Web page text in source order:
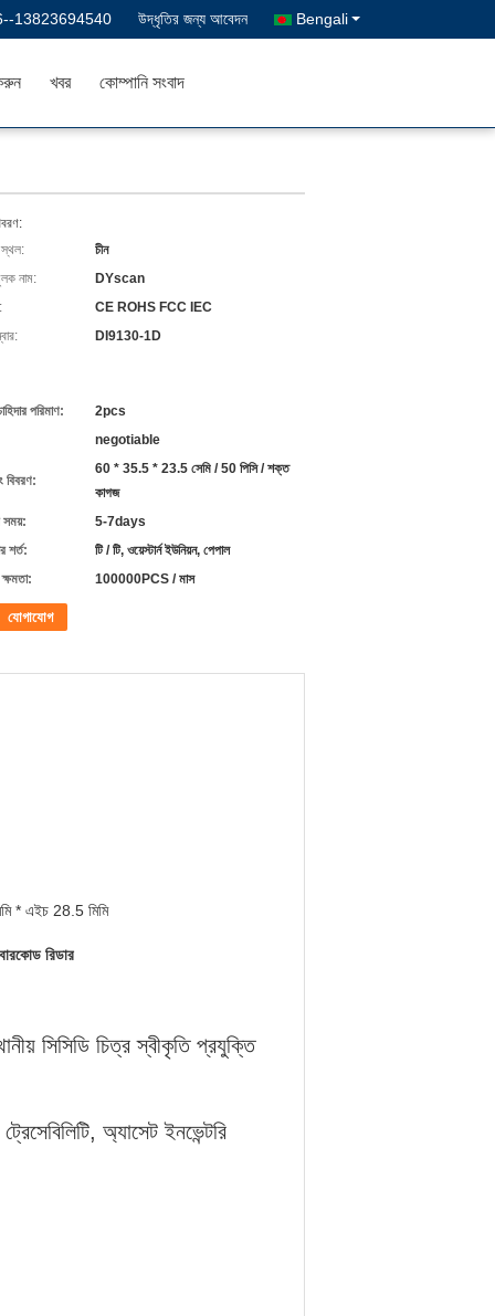
13823694540 উদ্ধৃতির জন্য আবেদন Bengali
খবর কোম্পানি সংবাদ
স্থল:
চীন
নাম:
DYscan
CE ROHS FCC IEC
DI9130-1D
পরিমাণ:
2pcs
negotiable
বিবরণ:
60 * 35.5 * 23.5 সেমি / 50 পিসি / শক্ত
কাগজ
সময়:
5-7days
শর্ত:
টি / টি, ওয়েস্টার্ন ইউনিয়ন, পেপাল
100000PCS / মাস
যোগাযোগ
* এইচ 28.5 মিমি
রিডার
সিসিডি চিত্র স্বীকৃতি প্রযুক্তি
অ্যাসেট ইনভেন্টরি